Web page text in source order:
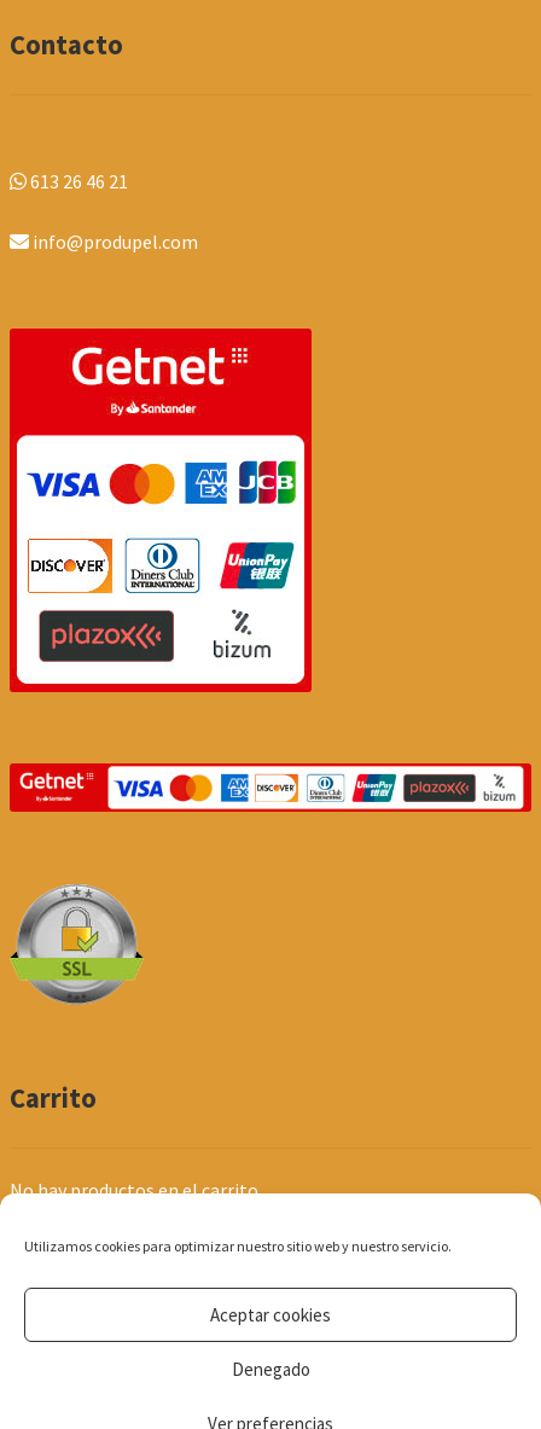
Utilizamos cookies para optimizar nuestro sitio web y nuestro servicio.
Aceptar cookies
Denegado
Ver preferencias
Contacto
613 26 46 21
info@produpel.com
Carrito
No hay productos en el carrito.
© Produpel | Productos de Peluquería y Estética 2026